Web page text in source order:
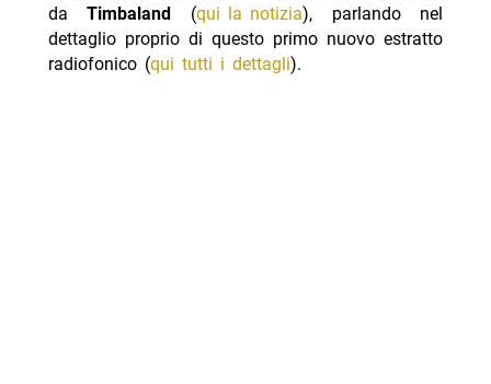
daTimbaland (qui la notizia), parlando nel
dettaglio proprio di questo primo nuovo estratto
radiofonico (qui tutti i dettagli).